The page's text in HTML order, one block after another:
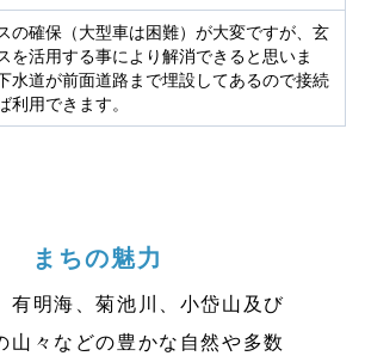
の確保（大型車は困難）が大変ですが、玄
を活用する事により解消できると思いま
水道が前面道路まで埋設してあるので接続
利用できます。
まちの魅力
有明海、菊池川、小岱山及び
山々などの豊かな自然や多数